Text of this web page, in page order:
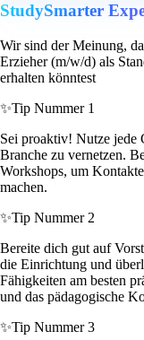
StudySmarter
Wir sind der Meinung,
Erzieher (m/w/d) als
erhalten könntest
✨Tip Nummer 1
Sei proaktiv! Nutze jede
Branche zu vernetzen.
Workshops, um
machen.
✨Tip Nummer 2
Bereite dich gut auf
die Einrichtung und
Fähigkeiten am besten
und das pädagogische
✨Tip Nummer 3